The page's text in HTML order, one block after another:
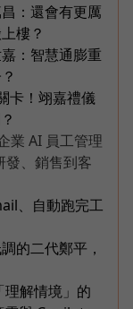
：還會有更厲
樓？
：智慧通膨重
卡！翊嘉禮儀
業 AI 員工管理
發、銷售到客
、自動跑完工
的二代鄭平，
解情境」的